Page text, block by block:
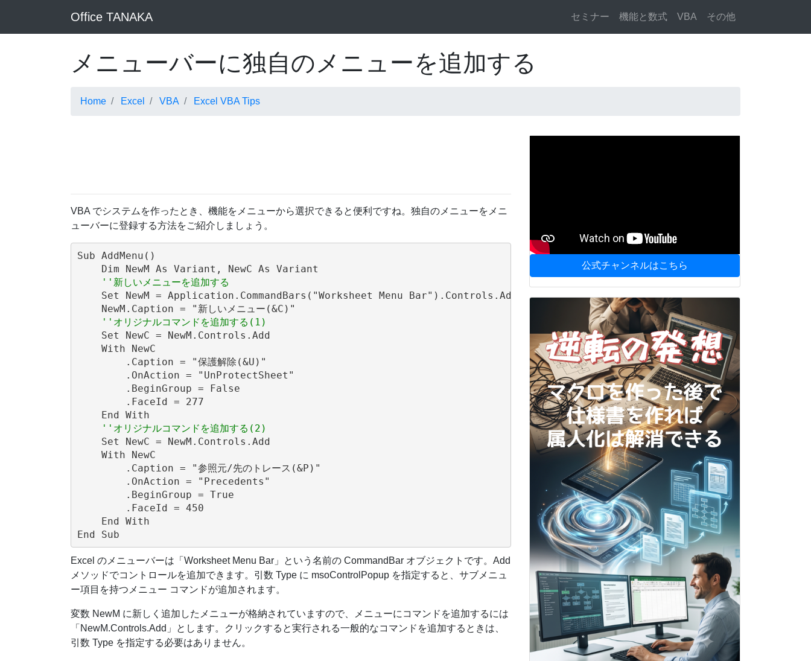
Office TANAKA セミナー 機能と数式 VBA その他
メニューバーに独自のメニューを追加する
Home Excel VBA Excel VBA Tips
VBA でシステムを作ったとき、機能をメニューから選択できると便利ですね。独自のメニューをメニ
ューバーに登録する方法をご紹介しましょう。
Sub AddMenu()
    Dim NewM As Variant, NewC As Variant
''新しいメニューを追加する
    Set NewM = Application.CommandBars("Worksheet Menu Bar").Controls.Add(Type:=msoControlPopup)
    NewM.Caption = "新しいメニュー(&C)"
''オリジナルコマンドを追加する(1)
    Set NewC = NewM.Controls.Add
    With NewC
        .Caption = "保護解除(&U)"
        .OnAction = "UnProtectSheet"
        .BeginGroup = False
        .FaceId = 277
    End With
''オリジナルコマンドを追加する(2)
    Set NewC = NewM.Controls.Add
    With NewC
        .Caption = "参照元/先のトレース(&P)"
        .OnAction = "Precedents"
        .BeginGroup = True
        .FaceId = 450
    End With
Excel のメニューバーは「Worksheet Menu Bar」という名前の CommandBar オブジェクトです。Add
メソッドでコントロールを追加できます。引数 Type に msoControlPopup を指定すると、サブメニュ
ー項目を持つメニュー コマンドが追加されます。
変数 NewM に新しく追加したメニューが格納されていますので、メニューにコマンドを追加するには
「NewM.Controls.Add」とします。クリックすると実行される一般的なコマンドを追加するときは、
引数 Type を指定する必要はありません。
公式チャンネルはこちら